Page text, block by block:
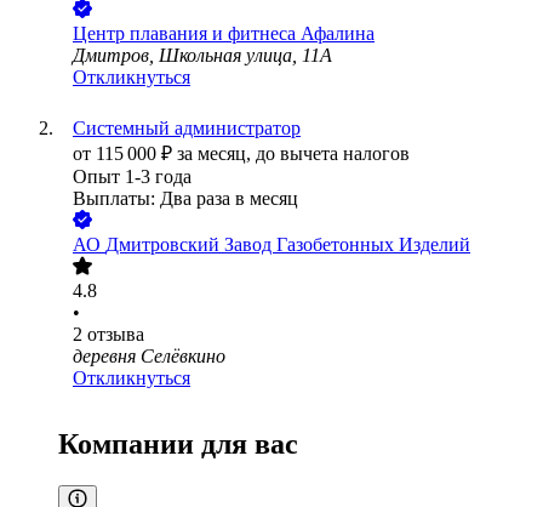
Центр плавания и фитнеса Афалина
Дмитров, Школьная улица, 11А
Откликнуться
Системный администратор
от 115 000 ₽ за месяц, до вычета налогов
Опыт 1-3 года
Выплаты: Два раза в месяц
АО Дмитровский Завод Газобетонных Изделий
4.8
•
2 отзыва
деревня Селёвкино
Откликнуться
Компании для вас